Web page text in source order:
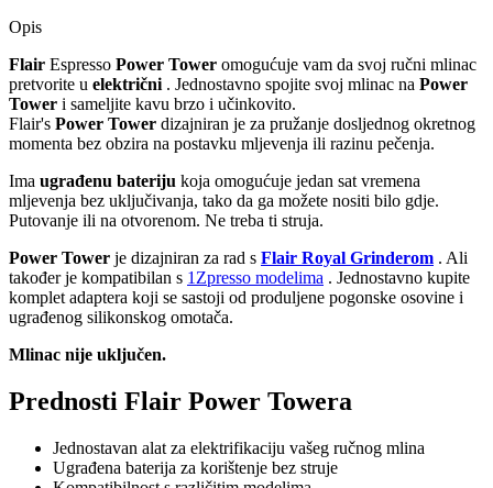
Opis
Flair Espresso Power Tower omogućuje vam da svoj ručni mlinac
pretvorite u električni . Jednostavno spojite svoj mlinac na Power
Tower i sameljite kavu brzo i učinkovito.
Flair's Power Tower dizajniran je za pružanje dosljednog okretnog
momenta bez obzira na postavku mljevenja ili razinu pečenja.
Ima ugrađenu bateriju koja omogućuje jedan sat vremena
mljevenja bez uključivanja, tako da ga možete nositi bilo gdje.
Putovanje ili na otvorenom. Ne treba ti struja.
Power Tower je dizajniran za rad s Flair Royal Grinderom . Ali
također je kompatibilan s 1Zpresso modelima . Jednostavno kupite
komplet adaptera koji se sastoji od produljene pogonske osovine i
ugrađenog silikonskog omotača.
Mlinac nije uključen.
Prednosti Flair Power Towera
Jednostavan alat za elektrifikaciju vašeg ručnog mlina
Ugrađena baterija za korištenje bez struje